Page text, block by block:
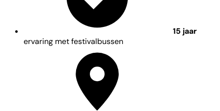
15 jaar
ervaring met festivalbussen